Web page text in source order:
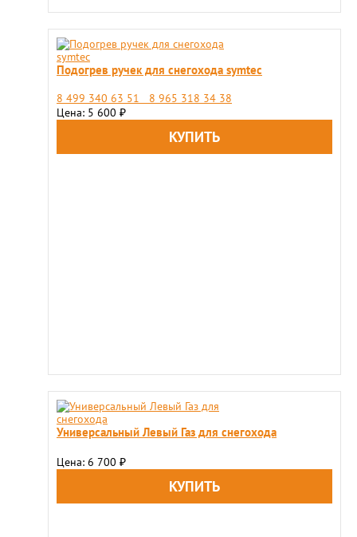
Подогрев ручек для снегохода symtec
8 499 340 63 51 8 965 318 34 38
Цена: 5 600 ₽
Универсальный Левый Газ для снегохода
Цена: 6 700 ₽